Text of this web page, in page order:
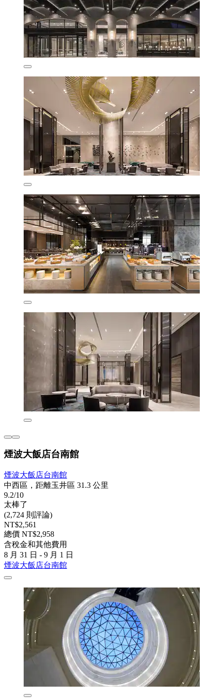
煙波大飯店台南館
煙波大飯店台南館
中西區，距離玉井區 31.3 公里
9.2/10
太棒了
(2,724 則評論)
NT$2,561
總價 NT$2,958
含稅金和其他費用
8 月 31 日 - 9 月 1 日
煙波大飯店台南館